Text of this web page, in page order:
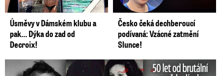
Úsměvy v Dámském klubu a
pak… Dýka do zad od
Decroix!
Česko čeká dechberoucí
podívaná: Vzácné zatmění
Slunce!
50 let od běsnění Somory: Těla dívek vrah ukryl na skládce